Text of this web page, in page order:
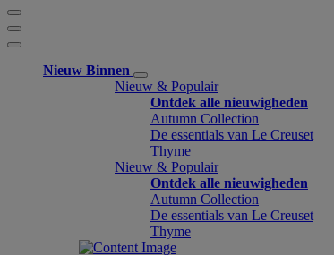
Nieuw Binnen
Nieuw & Populair
Ontdek alle nieuwigheden
Autumn Collection
De essentials van Le Creuset
Thyme
Nieuw & Populair
Ontdek alle nieuwigheden
Autumn Collection
De essentials van Le Creuset
Thyme